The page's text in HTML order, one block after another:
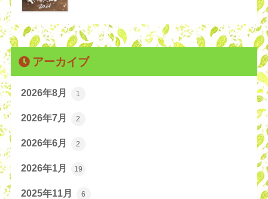
アーカイブ
2026年8月 1
2026年7月 2
2026年6月 2
2026年1月 19
2025年11月 6